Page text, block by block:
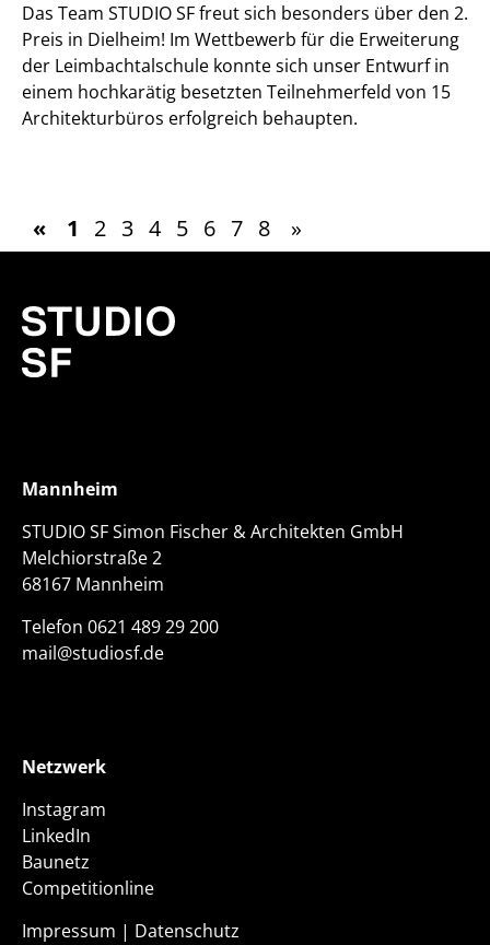
Das Team STUDIO SF freut sich besonders über den 2.
Preis in Dielheim! Im Wettbewerb für die Erweiterung
der Leimbachtalschule konnte sich unser Entwurf in
einem hochkarätig besetzten Teilnehmerfeld von 15
Architekturbüros erfolgreich behaupten.
« 1 2 3 4 5 6 7 8 »
Mannheim
STUDIO SF Simon Fischer & Architekten GmbH
Melchiorstraße 2
68167 Mannheim
Telefon 0621 489 29 200
mail@studiosf.de
Netzwerk
Instagram
LinkedIn
Baunetz
Competitionline
Impressum | Datenschutz